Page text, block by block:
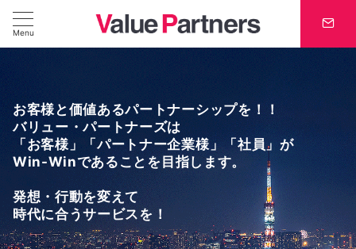
Menu
運用経験豊富なバリュー・パートナーズが
相談お受けします。
バリュー・パートナーズは、アフィリエイト、リスティング、ソーシ
ャルメディア、各種広告、 PR支援・サイト制作・システム開発支援
を提供するインターネット広告代理店です。
アフィリエイト相談お申込み
TEL:03-3544-5880
お客様と価値あるパートナーシップを！！
バリュー・パートナーズは
「お客様」「パートナー企業様」「社員」が
Win-Winであることを目指します。
発想・行動を変えて
時代に合うサービスを！